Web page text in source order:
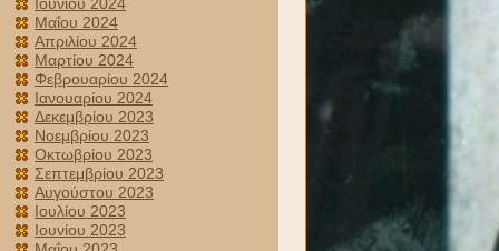
Μαΐου 2024
Απριλίου 2024
Μαρτίου 2024
Φεβρουαρίου 2024
Ιανουαρίου 2024
Δεκεμβρίου 2023
Νοεμβρίου 2023
Οκτωβρίου 2023
Σεπτεμβρίου 2023
Αυγούστου 2023
Ιουλίου 2023
Ιουνίου 2023